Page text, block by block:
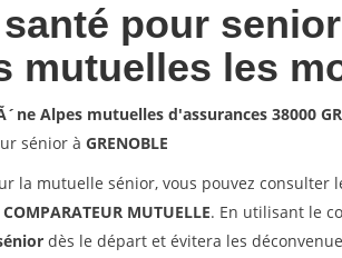
pour
mutuelles les
Alpes mutuelles d'assurances 38000
sénior à GRENOBLE
la mutuelle sénior, vous pouvez consulter
COMPARATEUR MUTUELLE. En utilisant le
dès le départ et évitera les